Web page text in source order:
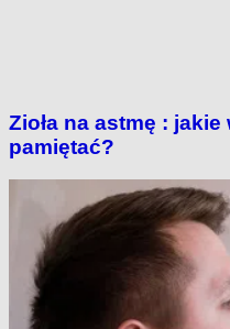
Zioła na astmę :
pamiętać?